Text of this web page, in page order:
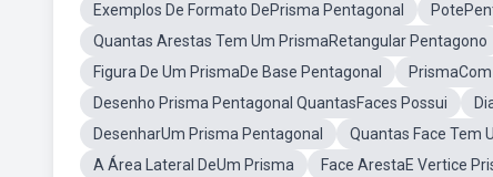
Exemplos De Formato DePrisma Pentagonal
Quantas Arestas Tem Um PrismaRetangular Pentagono
Figura De Um PrismaDe Base Pentagonal
Desenho Prisma Pentagonal QuantasFaces Possui
DesenharUm Prisma Pentagonal
Quantas Face Tem
A Área Lateral DeUm Prisma
Face ArestaE Vertice